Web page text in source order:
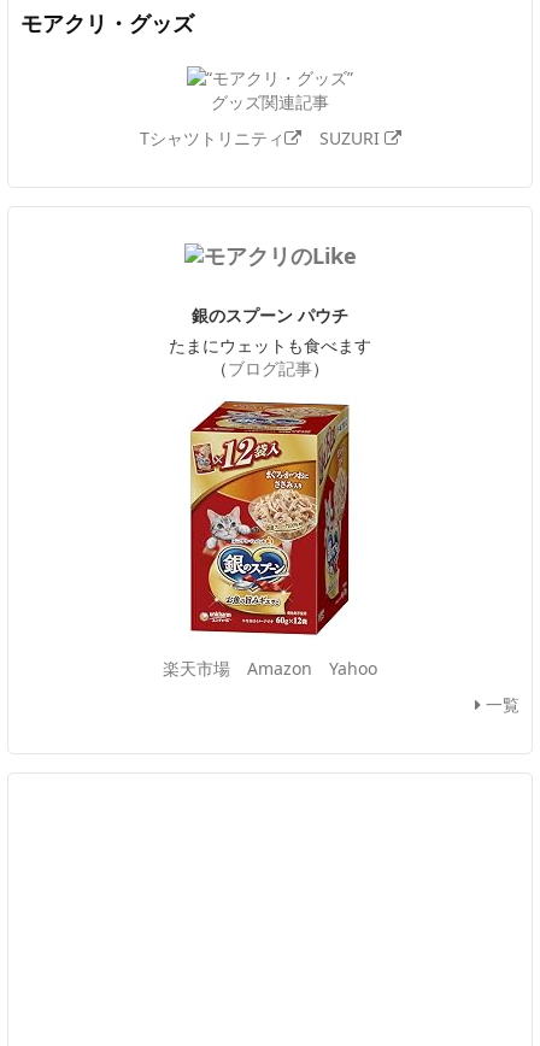
モアクリ・グッズ
グッズ関連記事
Tシャツトリニティ
SUZURI
銀のスプーン パウチ
たまにウェットも食べます
（ブログ記事）
楽天市場 Amazon
Yahoo
一覧